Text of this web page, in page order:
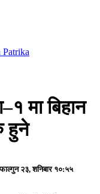
मा बिहान
हुने
२३, शनिबार १०:५५